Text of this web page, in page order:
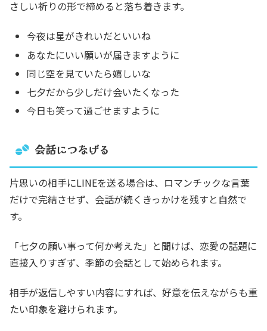
さしい祈りの形で締めると落ち着きます。
今夜は星がきれいだといいね
あなたにいい願いが届きますように
同じ空を見ていたら嬉しいな
七夕だから少しだけ会いたくなった
今日も笑って過ごせますように
会話につなげる
片思いの相手にLINEを送る場合は、ロマンチックな言葉
だけで完結させず、会話が続くきっかけを残すと自然で
す。
「七夕の願い事って何か考えた」と聞けば、恋愛の話題に
直接入りすぎず、季節の会話として始められます。
相手が返信しやすい内容にすれば、好意を伝えながらも重
たい印象を避けられます。